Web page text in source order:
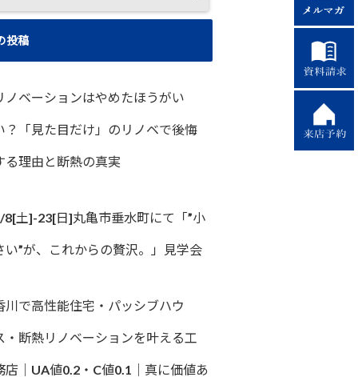
投稿
ノベーションはやめたほうがい
？「見た目だけ」のリノベで後悔
る理由と断熱の真実
8[土]-23[日]丸亀市垂水町にて「”小
い”が、これからの贅沢。」見学会
川で高性能住宅・パッシブハウ
・断熱リノベーションを叶える工
店｜UA値0.2・C値0.1｜真に価値あ